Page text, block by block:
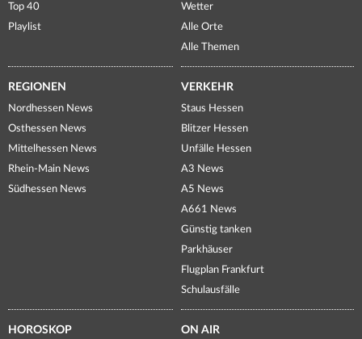
Top 40
Playlist
Wetter
Alle Orte
Alle Themen
REGIONEN
Nordhessen News
Osthessen News
Mittelhessen News
Rhein-Main News
Südhessen News
VERKEHR
Staus Hessen
Blitzer Hessen
Unfälle Hessen
A3 News
A5 News
A661 News
Günstig tanken
Parkhäuser
Flugplan Frankfurt
Schulausfälle
HOROSKOP ON AIR